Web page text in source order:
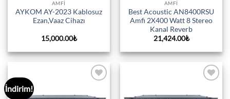
AMFI
AYKOM AY-2023 Kablosuz
Ezan,Vaaz Cihazı
15,000.00₺
AMFI
Best Acoustic AN8400RSU
Amfi 2X400 Watt 8 Stereo
Kanal Reverb
21,424.00₺
İndirim!
wishlist
wishlist